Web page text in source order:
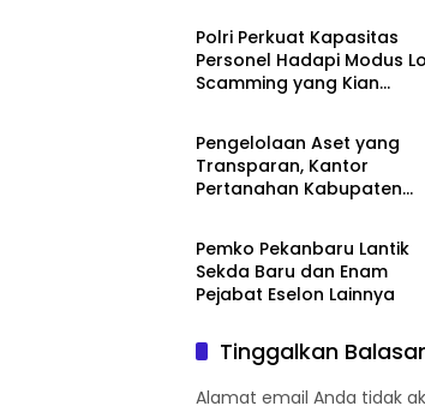
Polri Perkuat Kapasitas
Personel Hadapi Modus
Scamming yang Kian
Berita
Pengelolaan Aset yang
Transparan, Kantor
Pertanahan Kabupaten
Berita
Pemko Pekanbaru Lantik
Sekda Baru dan Enam
Pejabat Eselon Lainnya
Tinggalkan
Alamat email Anda tidak